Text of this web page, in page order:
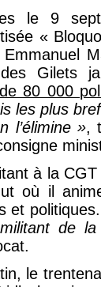
le 9
«
Gilets
80 000
les plus
l’élimine »,
à la
où il
et
de
le